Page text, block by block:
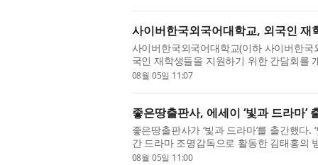
사이버한국외국어대학교, 외국인
사이버한국외국어대학교(이하 사이버한
국인 재학생들을 지원하기 위한 간담회를
달 25일(토) 대학 사이버...
08월 05일 11:07
좋은땅출판사, 에세이 ‘빛과 드라마’
좋은땅출판사가 ‘빛과 드라마’를 출간했다
간 드라마 조명감독으로 활동한 김태홍의
감독으로 참여하며 한국...
08월 05일 11:00